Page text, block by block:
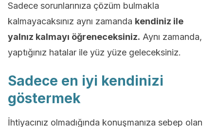
Sadece sorunlarınıza çözüm bulmakla
kalmayacaksınız aynı zamanda kendiniz ile
yalnız kalmayı öğreneceksiniz. Aynı zamanda,
yaptığınız hatalar ile yüz yüze geleceksiniz.
Sadece en iyi kendinizi
göstermek
İhtiyacınız olmadığında konuşmanıza sebep olan